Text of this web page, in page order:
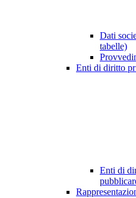
Dati
tabelle)
Enti di diritto
Enti di